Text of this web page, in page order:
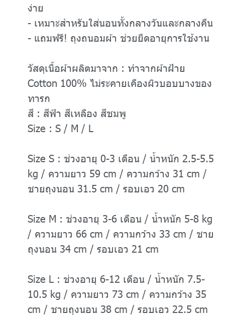
ง่าย
- เหมาะสำหรับใส่นอนทั้งกลางวันและกลางคืน
- แถมฟรี! ถุงถนอมผ้า ช่วยยืดอายุการใช้งาน
วัสดุเนื้อผ้าผลิตมาจาก : ทำจากผ้าฝ้าย
Cotton 100% ไม่ระคายเคืองผิวบอบบางของ
ทารก
สี : สีฟ้า สีเหลือง สีชมพู
Size : S / M / L
Size S : ช่วงอายุ 0-3 เดือน / น้ำหนัก 2.5-5.5
kg / ความยาว 59 cm / ความกว้าง 31 cm /
ชายถุงนอน 31.5 cm / รอบเอว 20 cm
Size M : ช่วงอายุ 3-6 เดือน / น้ำหนัก 5-8 kg
/ ความยาว 66 cm / ความกว้าง 33 cm / ชาย
ถุงนอน 34 cm / รอบเอว 21 cm
Size L : ช่วงอายุ 6-12 เดือน / น้ำหนัก 7.5-
10.5 kg / ความยาว 73 cm / ความกว้าง 35
cm / ชายถุงนอน 38 cm / รอบเอว 22.5 cm